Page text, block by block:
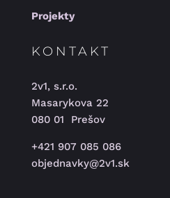
Projekty
KONTAKT
2v1, s.r.o.
Masarykova 22
080 01 Prešov
+421 907 085 086
objednavky@2v1.sk